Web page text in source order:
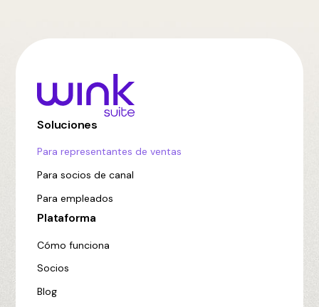
Soluciones
Para representantes de ventas
Para socios de canal
Para empleados
Plataforma
Cómo funciona
Socios
Blog